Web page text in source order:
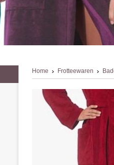
Home Frotteewaren